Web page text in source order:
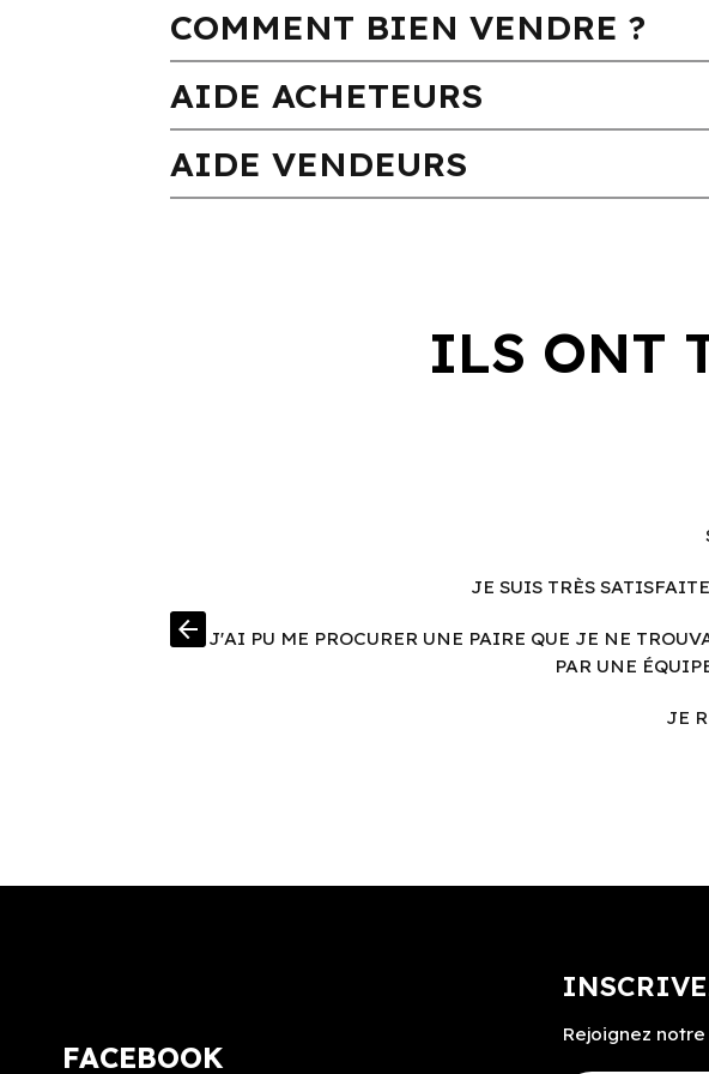
COMMENT BIEN VENDRE ?
AIDE ACHETEURS
AIDE VENDEURS
ILS ONT
JE SUIS TRÈS
J'AI PU ME PROCURER UNE PAIRE QUE JE NE
PAR UNE
JE
arrow_back
FACEBOOK
Rejoignez